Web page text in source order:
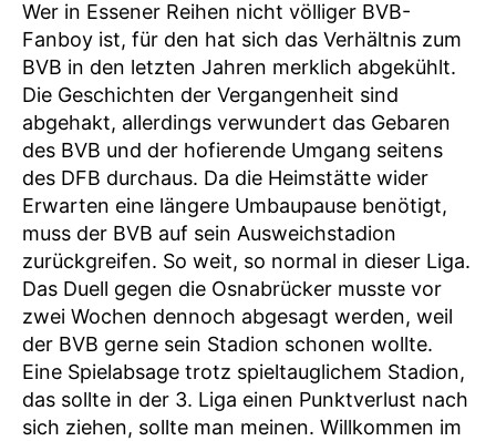
Wer in Essener Reihen nicht völliger BVB-
Fanboy ist, für den hat sich das Verhältnis zum
BVB in den letzten Jahren merklich abgekühlt.
Die Geschichten der Vergangenheit sind
abgehakt, allerdings verwundert das Gebaren
des BVB und der hofierende Umgang seitens
des DFB durchaus. Da die Heimstätte wider
Erwarten eine längere Umbaupause benötigt,
muss der BVB auf sein Ausweichstadion
zurückgreifen. So weit, so normal in dieser Liga.
Das Duell gegen die Osnabrücker musste vor
zwei Wochen dennoch abgesagt werden, weil
der BVB gerne sein Stadion schonen wollte.
Eine Spielabsage trotz spieltauglichem Stadion,
das sollte in der 3. Liga einen Punktverlust nach
sich ziehen, sollte man meinen. Willkommen im